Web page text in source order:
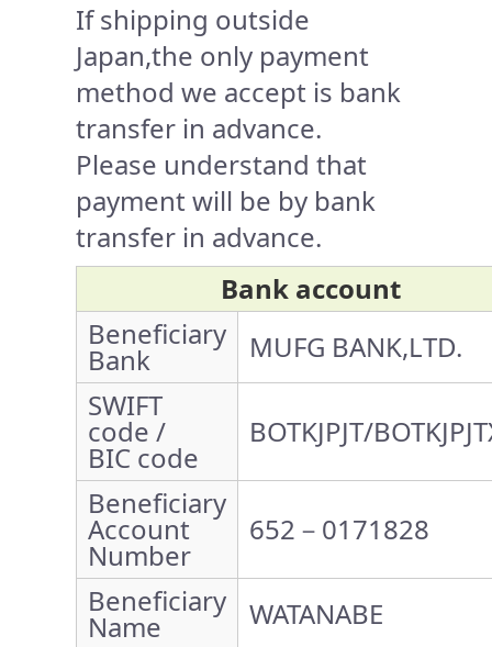
If shipping outside
Japan,the only payment
method we accept is bank
transfer in advance.
Please understand that
payment will be by bank
transfer in advance.
Bank account
Beneficiary
Bank
MUFG BANK,LTD.
SWIFT
code /
BIC code
BOTKJPJT/
Beneficiary
Account
Number
652－0171828
Beneficiary
Name WATANABE